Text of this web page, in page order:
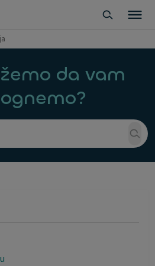
da vam